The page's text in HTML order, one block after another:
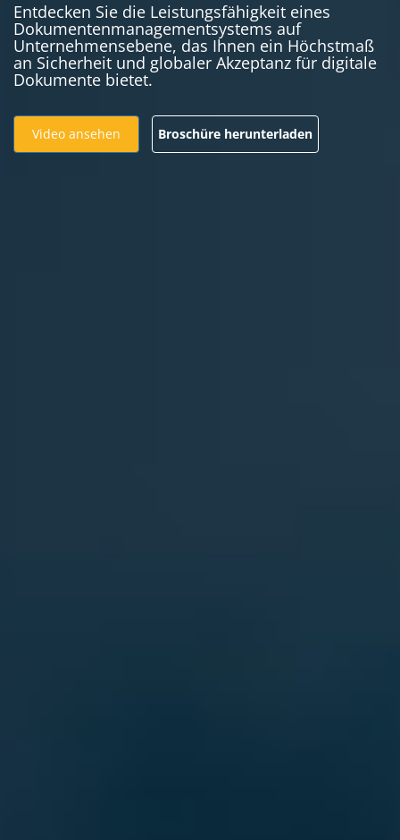
Entdecken Sie die Leistungsfähigkeit eines
Dokumentenmanagementsystems auf
Unternehmensebene, das Ihnen ein Höchstmaß
an Sicherheit und globaler Akzeptanz für digitale
Dokumente bietet.
Video ansehen Broschüre herunterladen